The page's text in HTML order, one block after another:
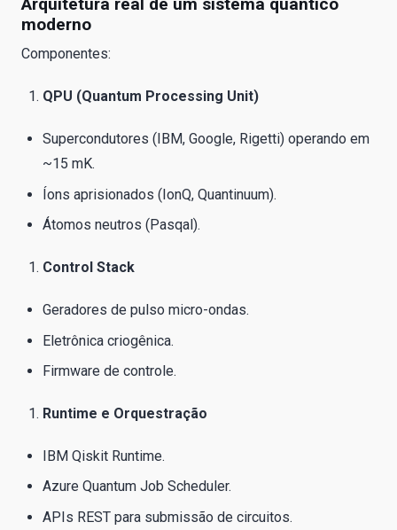
Arquitetura real de um sistema quântico
moderno
Componentes:
QPU (Quantum Processing Unit)
Supercondutores (IBM, Google, Rigetti) operando em
~15 mK.
Íons aprisionados (IonQ, Quantinuum).
Átomos neutros (Pasqal).
Control Stack
Geradores de pulso micro-ondas.
Eletrônica criogênica.
Firmware de controle.
Runtime e Orquestração
IBM Qiskit Runtime.
Azure Quantum Job Scheduler.
APIs REST para submissão de circuitos.